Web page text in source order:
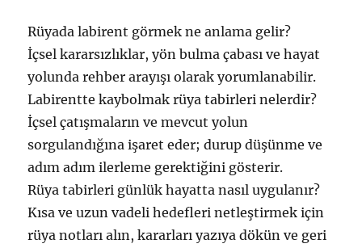
Rüyada labirent görmek ne anlama gelir?
İçsel kararsızlıklar, yön bulma çabası ve hayat
yolunda rehber arayışı olarak yorumlanabilir.
Labirentte kaybolmak rüya tabirleri nelerdir?
İçsel çatışmaların ve mevcut yolun
sorgulandığına işaret eder; durup düşünme ve
adım adım ilerleme gerektiğini gösterir.
Rüya tabirleri günlük hayatta nasıl uygulanır?
Kısa ve uzun vadeli hedefleri netleştirmek için
rüya notları alın, kararları yazıya dökün ve geri